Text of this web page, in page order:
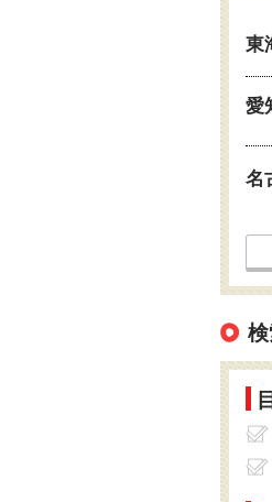
東
愛
名